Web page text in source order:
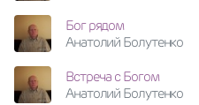
Бог рядом
Анатолий Болутенко
Встреча с Богом
Анатолий Болутенко